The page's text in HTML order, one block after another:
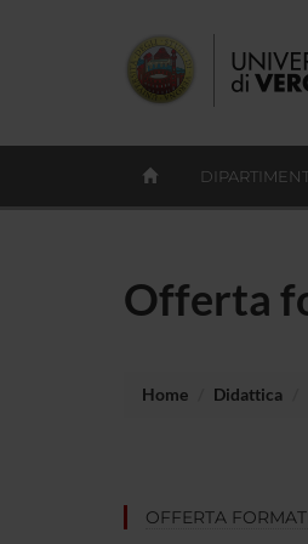
Offerta
Home Didattica
OFFERTA